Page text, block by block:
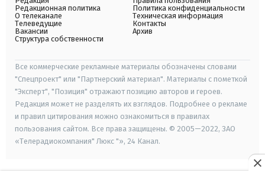
Редакционная политика
О телеканале
Телеведущие
Вакансии
Структура собственности
Политика конфиденциальности
Техническая информация
Контакты
Архив
Все коммерческие рекламные материалы обозначены словами
"Спецпроект" или "Партнерский материал". Материалы с пометкой
"Эксперт", "Позиция" отражают позицию авторов и героев.
Редакция может не разделять их взглядов. Подробнее о рекламе
и правил цитирования можно ознакомиться в правилах
пользования сайтом. Все права защищены. © 2005—2022, ЗАО
«Телерадиокомпания" Люкс "», 24 Канал.